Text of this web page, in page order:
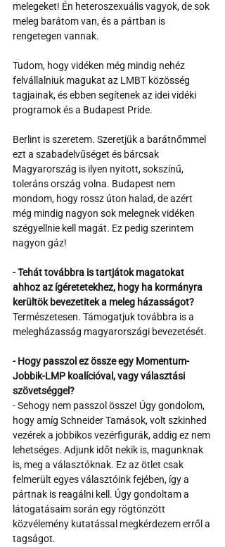
melegeket! Én heteroszexuális vagyok, de sok
meleg barátom van, és a pártban is
rengetegen vannak.
Tudom, hogy vidéken még mindig nehéz
felvállalniuk magukat az LMBT közösség
tagjainak, és ebben segítenek az idei vidéki
programok és a Budapest Pride.
Berlint is szeretem. Szeretjük a barátnőmmel
ezt a szabadelvűséget és bárcsak
Magyarország is ilyen nyitott, sokszínű,
toleráns ország volna. Budapest nem
mondom, hogy rossz úton halad, de azért
még mindig nagyon sok melegnek vidéken
szégyellnie kell magát. Ez pedig szerintem
nagyon gáz!
- Tehát továbbra is tartjátok magatokat
ahhoz az ígéretetekhez, hogy ha kormányra
kerültök bevezetitek a meleg házasságot?
Természetesen. Támogatjuk továbbra is a
melegházasság magyarországi bevezetését.
- Hogy passzol ez össze egy Momentum-
Jobbik-LMP koalícióval, vagy választási
szövetséggel?
- Sehogy nem passzol össze! Úgy gondolom,
hogy amíg Schneider Tamások, volt szkinhed
vezérek a jobbikos vezérfigurák, addig ez nem
lehetséges. Adjunk időt nekik is, magunknak
is, meg a választóknak. Ez az ötlet csak
felmerült egyes választóink fejében, így a
pártnak is reagálni kell. Úgy gondoltam a
látogatásaim során egy rögtönzött
közvélemény kutatással megkérdezem erről a
tagságot.